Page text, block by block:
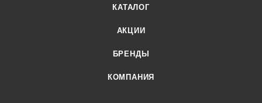
КАТАЛОГ
АКЦИИ
БРЕНДЫ
КОМПАНИЯ